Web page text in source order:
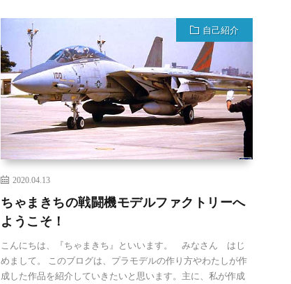
自己紹介
2020.04.13
ちゃまきちの戦闘機モデルファクトリーへ
ようこそ！
こんにちは、『ちゃまきち』といいます。 みなさん はじ
めまして。 このブログは、プラモデルの作り方やわたしが作
成した作品を紹介していきたいと思います。主に、私が作成